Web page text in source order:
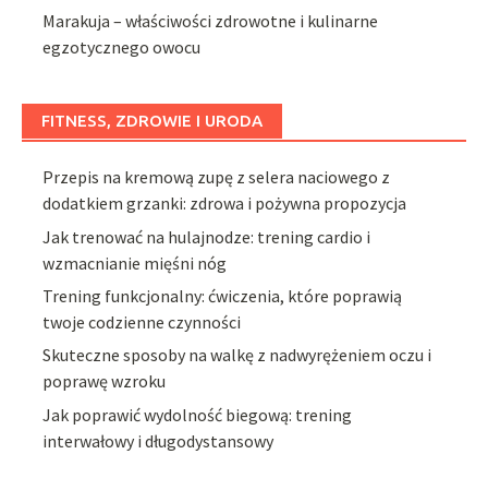
Marakuja – właściwości zdrowotne i kulinarne
egzotycznego owocu
FITNESS, ZDROWIE I URODA
Przepis na kremową zupę z selera naciowego z
dodatkiem grzanki: zdrowa i pożywna propozycja
Jak trenować na hulajnodze: trening cardio i
wzmacnianie mięśni nóg
Trening funkcjonalny: ćwiczenia, które poprawią
twoje codzienne czynności
Skuteczne sposoby na walkę z nadwyrężeniem oczu i
poprawę wzroku
Jak poprawić wydolność biegową: trening
interwałowy i długodystansowy